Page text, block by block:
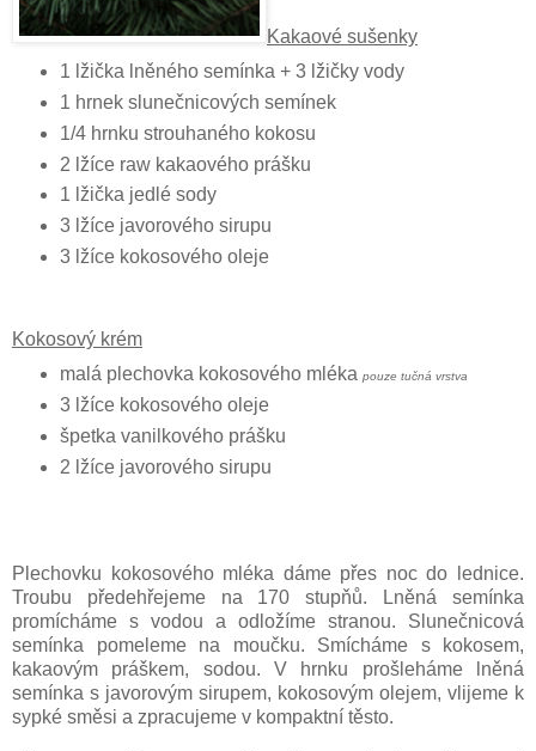
Kakaové sušenky
1 lžička lněného semínka + 3 lžičky vody
1 hrnek slunečnicových semínek
1/4 hrnku strouhaného kokosu
2 lžíce raw kakaového prášku
1 lžička jedlé sody
3 lžíce javorového sirupu
3 lžíce kokosového oleje
Kokosový krém
malá plechovka kokosového mléka pouze tučná vrstva
3 lžíce kokosového oleje
špetka vanilkového prášku
2 lžíce javorového sirupu
Plechovku kokosového mléka dáme přes noc do lednice.
Troubu předehřejeme na 170 stupňů. Lněná semínka
promícháme s vodou a odložíme stranou. Slunečnicová
semínka pomeleme na moučku. Smícháme s kokosem,
kakaovým práškem, sodou. V hrnku prošleháme lněná
semínka s javorovým sirupem, kokosovým olejem, vlijeme k
sypké směsi a zpracujeme v kompaktní těsto.